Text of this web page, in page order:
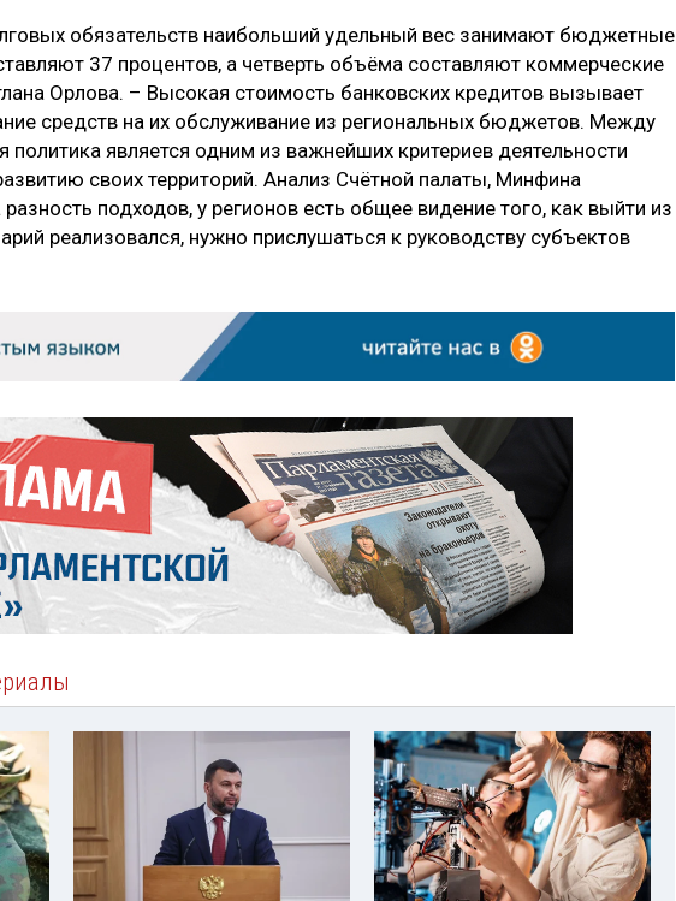
обязательств наибольший удельный вес занимают бюджетные
37 процентов, а четверть объёма составляют коммерческие
Орлова. – Высокая стоимость банковских кредитов вызывает
средств на их обслуживание из региональных бюджетов. Между
политика является одним из важнейших критериев деятельности
своих территорий. Анализ Счётной палаты, Минфина
подходов, у регионов есть общее видение того, как выйти из
реализовался, нужно прислушаться к руководству субъектов